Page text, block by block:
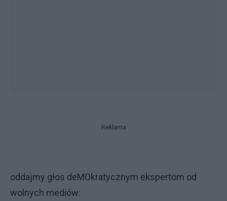
Reklama
oddajmy głos deMOkratycznym ekspertom od
wolnych mediów: